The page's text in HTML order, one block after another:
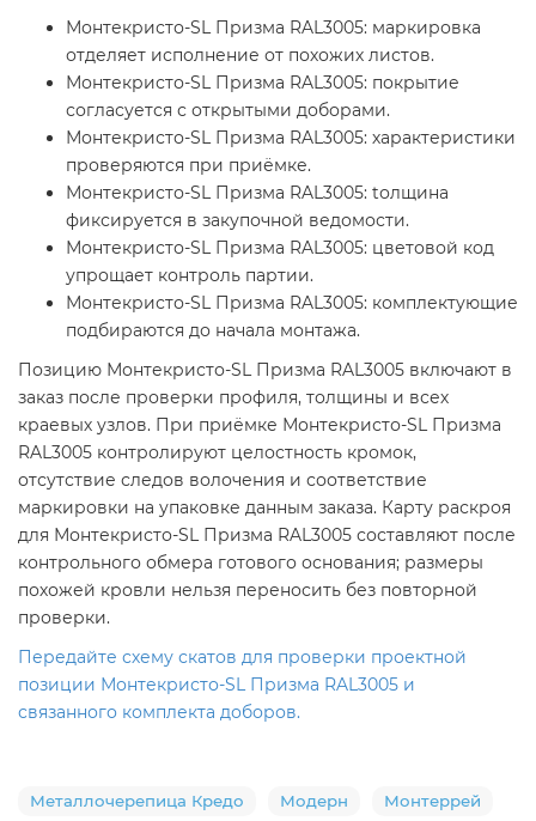
Монтекристо-SL Призма RAL3005: маркировка
отделяет исполнение от похожих листов.
Монтекристо-SL Призма RAL3005: покрытие
согласуется с открытыми доборами.
Монтекристо-SL Призма RAL3005: характеристики
проверяются при приёмке.
Монтекристо-SL Призма RAL3005: tолщина
фиксируется в закупочной ведомости.
Монтекристо-SL Призма RAL3005: цветовой код
упрощает контроль партии.
Монтекристо-SL Призма RAL3005: комплектующие
подбираются до начала монтажа.
Позицию Монтекристо-SL Призма RAL3005 включают в
заказ после проверки профиля, толщины и всех
краевых узлов. При приёмке Монтекристо-SL Призма
RAL3005 контролируют целостность кромок,
отсутствие следов волочения и соответствие
маркировки на упаковке данным заказа. Карту раскроя
для Монтекристо-SL Призма RAL3005 составляют после
контрольного обмера готового основания; размеры
похожей кровли нельзя переносить без повторной
проверки.
Передайте схему скатов для проверки проектной
позиции Монтекристо-SL Призма RAL3005 и
связанного комплекта доборов.
Металлочерепица Кредо Модерн Монтеррей